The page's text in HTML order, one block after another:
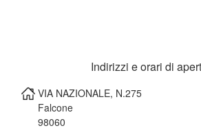
Indirizzi e orari di
VIA NAZIONALE, N.275
Falcone
98060